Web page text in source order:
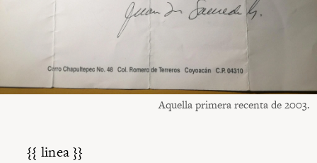
Aquella primera recenta de 2003.
{{ linea }}